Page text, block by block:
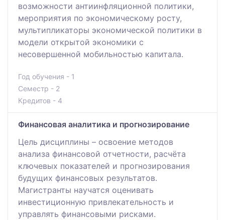
возможности антиинфляционной политики,
мероприятия по экономическому росту,
мультипликаторы экономической политики в
модели открытой экономики с
несовершенной мобильностью капитала.
Год обучения - 1
Семестр - 2
Кредитов - 4
Финансовая аналитика и прогнозирование
Цель дисциплины – освоение методов
анализа финансовой отчетности, расчёта
ключевых показателей и прогнозирования
будущих финансовых результатов.
Магистранты научатся оценивать
инвестиционную привлекательность и
управлять финансовыми рисками.